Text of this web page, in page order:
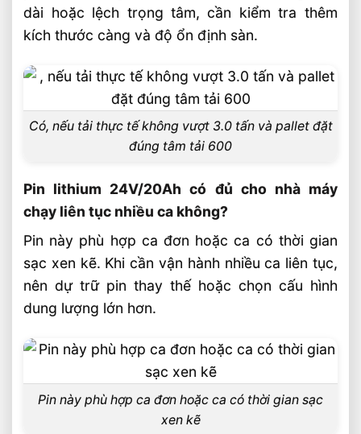
dài hoặc lệch trọng tâm, cần kiểm tra thêm
kích thước càng và độ ổn định sàn.
Có, nếu tải thực tế không vượt 3.0 tấn và pallet đặt
đúng tâm tải 600
Pin lithium 24V/20Ah có đủ cho nhà máy
chạy liên tục nhiều ca không?
Pin này phù hợp ca đơn hoặc ca có thời gian
sạc xen kẽ. Khi cần vận hành nhiều ca liên tục,
nên dự trữ pin thay thế hoặc chọn cấu hình
dung lượng lớn hơn.
Pin này phù hợp ca đơn hoặc ca có thời gian sạc
xen kẽ